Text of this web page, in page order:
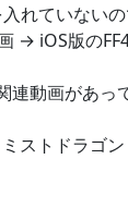
れていない
→ iOS版の
動画があっ
ストドラゴ